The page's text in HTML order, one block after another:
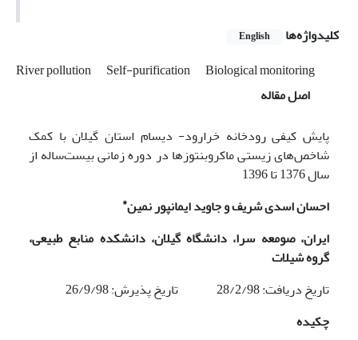
کلیدواژه‌ها
English
River pollution Self-purification
Biological monitoring
اصل مقاله
پایش کیفی رودخانه خرارود- دیسام استان گیلان با کمک
شاخص‌های زیستی ماکروبنتوزها در دوره زمانی بیست‌ساله از
سال 1376 تا 1396
احسان اسدی شریف و جاوید ایمانپور نمین*
ایران، صومعه سرا، دانشگاه گیلان، دانشکده منابع طبیعی،
گروه شیلات
تاریخ دریافت: 28/2/98 تاریخ پذیرش: 26/9/98
چکیده